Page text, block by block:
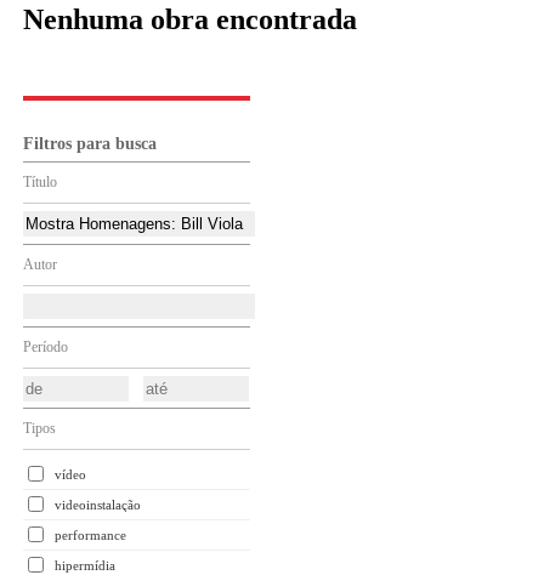
Nenhuma obra encontrada
Filtros para busca
Título
Autor
Período
Tipos
vídeo
videoinstalação
performance
hipermídia